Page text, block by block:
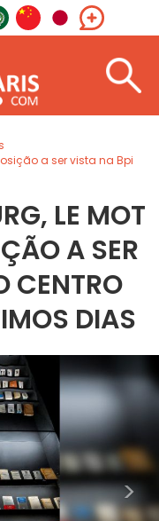
a ser vista na Bpi
LE MOT
A SER
CENTRO
DIAS
>